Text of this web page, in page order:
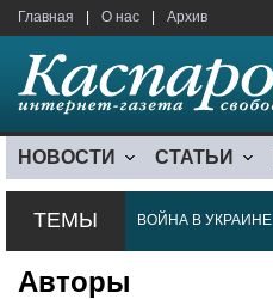
Главная О нас Архив
НОВОСТИ СТАТЬИ
ТЕМЫ ВОЙНА В УКРАИНЕ
Авторы